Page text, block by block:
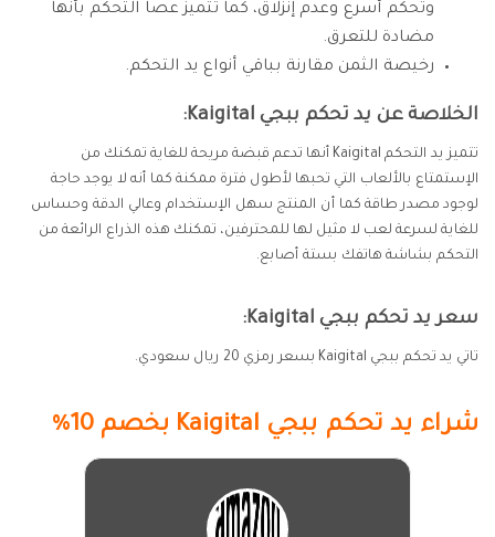
وتحكم أسرع وعدم إنزلاق، كما تتميز عصا التحكم بأنها
مضادة للتعرق.
رخيصة الثمن مقارنة بباقي أنواع يد التحكم.
الخلاصة عن يد تحكم ببجي Kaigital:
تتميز يد التحكم Kaigital أنها تدعم قبضة مريحة للغاية تمكنك من
الإستمتاع بالألعاب التي تحبها لأطول فترة ممكنة كما أنه لا يوجد حاجة
لوجود مصدر طاقة كما أن المنتج سهل الإستخدام وعالي الدقة وحساس
للغاية لسرعة لعب لا مثيل لها للمحترفين، تمكنك هذه الذراع الرائعة من
التحكم بشاشة هاتفك بستة أصابع.
سعر يد تحكم ببجي Kaigital:
تاتي يد تحكم ببجي Kaigital بسعر رمزي 20 ريال سعودي.
شراء يد تحكم ببجي Kaigital بخصم 10%